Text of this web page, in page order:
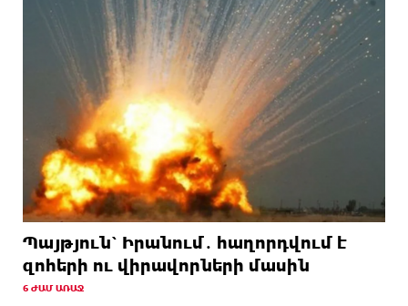
Պայթյուն՝ Իրանում․ հաղորդվում է
զոհերի ու վիրավորների մասին
6 ԺԱՄ ԱՌԱՋ